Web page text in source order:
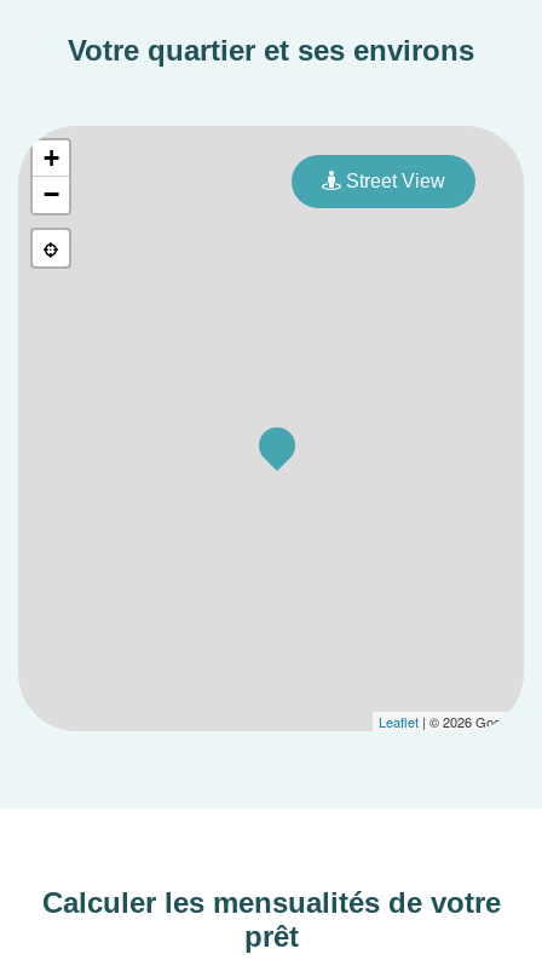
Votre quartier et ses environs
+
−
Leaflet | © 2026 Google
Street View
Calculer les mensualités de votre
prêt